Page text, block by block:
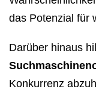
das Potenzial für
Darüber hinaus
Konkurrenz